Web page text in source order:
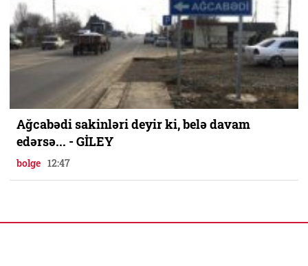
Ağcabədi sakinləri deyir ki, belə davam
edərsə... - GİLEY
bolge 12:47